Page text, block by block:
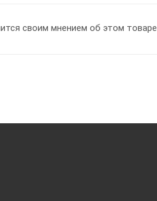
своим мнением об этом товаре